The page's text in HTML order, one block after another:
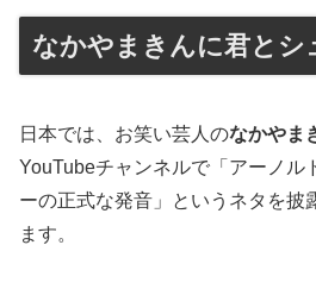
なかやまきんに君とシ
日本では、お笑い芸人のなかやま
YouTubeチャンネルで「アーノル
ーの正式な発音」というネタを披
ます。